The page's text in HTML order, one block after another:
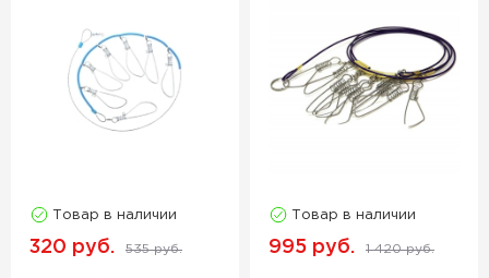
Товар в наличии
320 руб. 535 руб.
Товар в наличии
995 руб. 1 420 руб.